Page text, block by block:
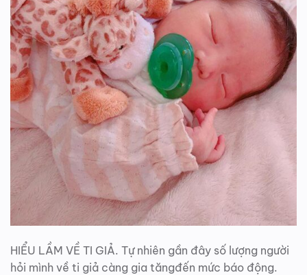
HIỂU LẦM VỀ TI GIẢ. Tự nhiên gần đây số lượng người
hỏi mình về ti giả càng gia tăngđến mức báo động.